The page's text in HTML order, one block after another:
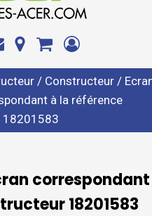
/ Constructeur /
à la référence
18201583
correspondant
18201583